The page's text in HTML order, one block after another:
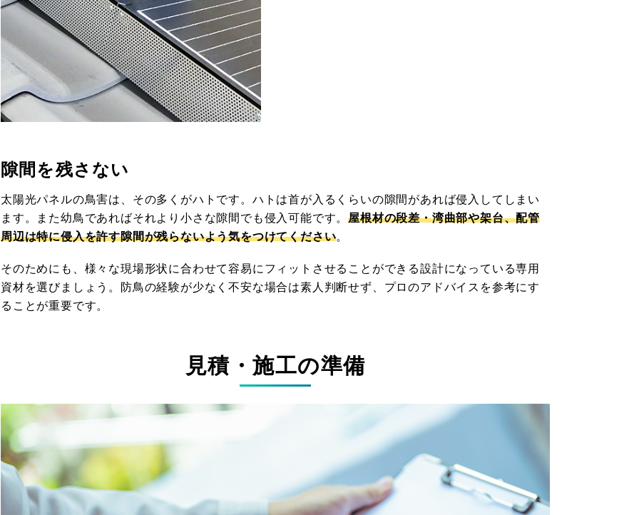
隙間を残さない
太陽光パネルの鳥害は、その多くがハトです。ハトは首が入るくらいの隙間があれば侵入してしまい
ます。また幼鳥であればそれより小さな隙間でも侵入可能です。屋根材の段差・湾曲部や架台、配管
周辺は特に侵入を許す隙間が残らないよう気をつけてください。
そのためにも、様々な現場形状に合わせて容易にフィットさせることができる設計になっている専用
資材を選びましょう。防鳥の経験が少なく不安な場合は素人判断せず、プロのアドバイスを参考にす
ることが重要です。
見積・施工の準備